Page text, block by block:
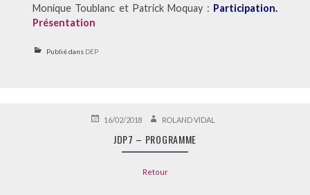
Monique Toublanc et Patrick Moquay : Participation.
Présentation
Publié dans DEP
PUBLIÉ16/02/2018 AUTEURROLAND VIDAL
JDP7 – PROGRAMME
Retour